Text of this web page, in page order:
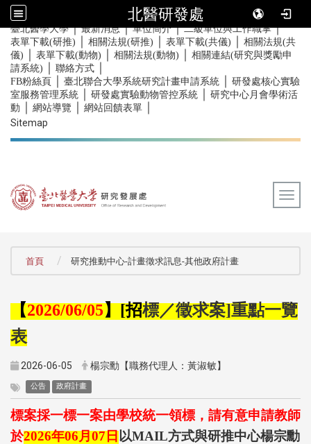
北醫研發處
::: 臺北醫學大學｜最新消息｜單位簡介｜二級單位與工作職掌｜
表單下載(研推) 相關法規(研推) 表單下載(共儀)
相關法規(共
儀)
表單下載(動物) 相關法規(動物)
相關連結(研究與獎勵申
請系統)
聯絡方式
FB粉絲頁 臺北聯合大學系統研究計畫申請系統
研發處核心實驗
室服務管理系統
研發處實驗動物管控系統
研究中心月會學術活
動
網站導覽 網站回饋表單
Sitemap
首頁 研究推動中心-計畫徵求訊息-其他政府計畫
【2026/06/05】 [招標／徵求案]重點一覽
表
2026-06-05 楊宗勳【職務代理人：黃淑敏】
公告 政府計畫
標案採一標一案由學校統一領標，請有意申請教師
於2026年06月07日以MAIL方式與研推中心楊宗勳